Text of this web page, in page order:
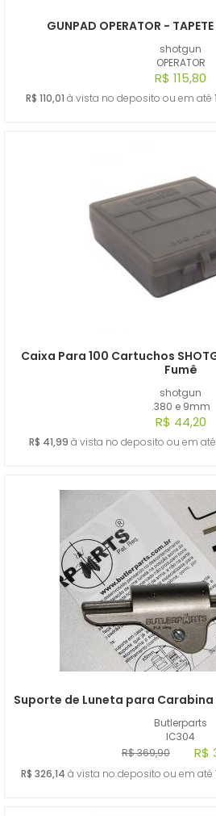
shotgun
OPERATOR
GUNPAD OPERATOR -
R$ 115,80
R$ 110,01 à vista no deposito ou em até
shotgun
.380 e 9mm
Caixa Para 100 Cartuchos
Fumê
R$ 44,20
R$ 41,99 à vista no deposito ou em até
Butlerparts
IC304
Suporte de Luneta para
R$ 369,90 R$
R$ 326,14 à vista no deposito ou em até